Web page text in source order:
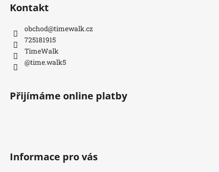
Kontakt
obchod@timewalk.cz
725181915
TimeWalk
@time.walk5
Přijímáme online platby
Informace pro vás